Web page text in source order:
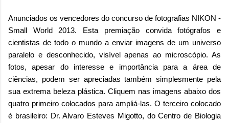
Anunciados os vencedores do concurso de fotografias NIKON -
Small World 2013. Esta premiação convida fotógrafos e
cientistas de todo o mundo a enviar imagens de um universo
paralelo e desconhecido, visível apenas ao microscópio. As
fotos, apesar do interesse e importância para a área de
ciências, podem ser apreciadas também simplesmente pela
sua extrema beleza plástica. Cliquem nas imagens abaixo dos
quatro primeiro colocados para ampliá-las. O terceiro colocado
é brasileiro: Dr. Alvaro Esteves Migotto, do Centro de Biologia